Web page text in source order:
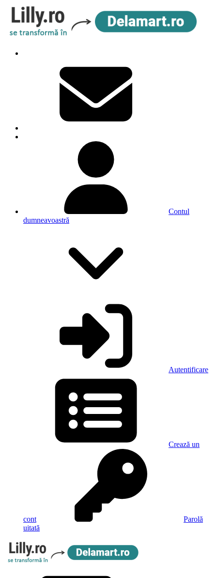
Contul
dumneavoastră
Autentificare
Crează un
cont
Parolă
uitată